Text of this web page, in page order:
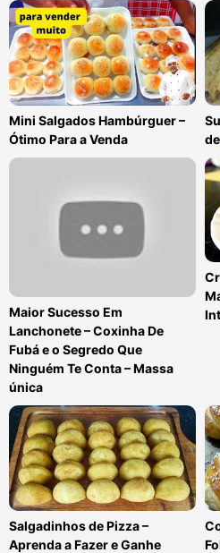
Mini Salgados Hambúrguer –
Ótimo Para a Venda
Maior Sucesso Em
Lanchonete – Coxinha De
Fubá e o Segredo Que
Ninguém Te Conta – Massa
única
Salgadinhos de Pizza –
Aprenda a Fazer e Ganhe